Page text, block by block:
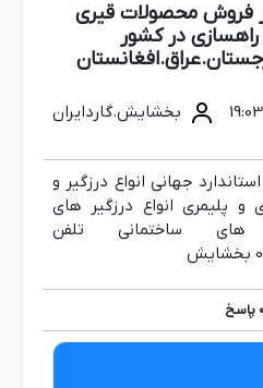
فروش محصولات قیری
در کشور
بخشایش.گاردایران
استاندارد جهانی انواع درزگیر و
پلیمری انواع درزگیر های
های ساختمانی تلفن
پاسخ